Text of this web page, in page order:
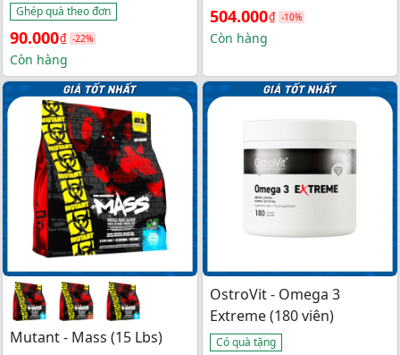
Ghép quà theo đơn
Giá
gốc
là:
115.000₫.
90.000₫
Giá
hiện
tại
là:
90.000₫.
-22%
Còn hàng
Giá
gốc
560.000₫.
504.000₫
Giá
hiện
là:
504.000₫.
-10%
Còn hàng
Mutant - Mass (15 Lbs)
OstroVit - Omega 3
Extreme (180 viên)
Có quà tặng